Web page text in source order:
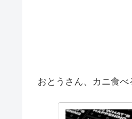
おとうさん、カニ食べ